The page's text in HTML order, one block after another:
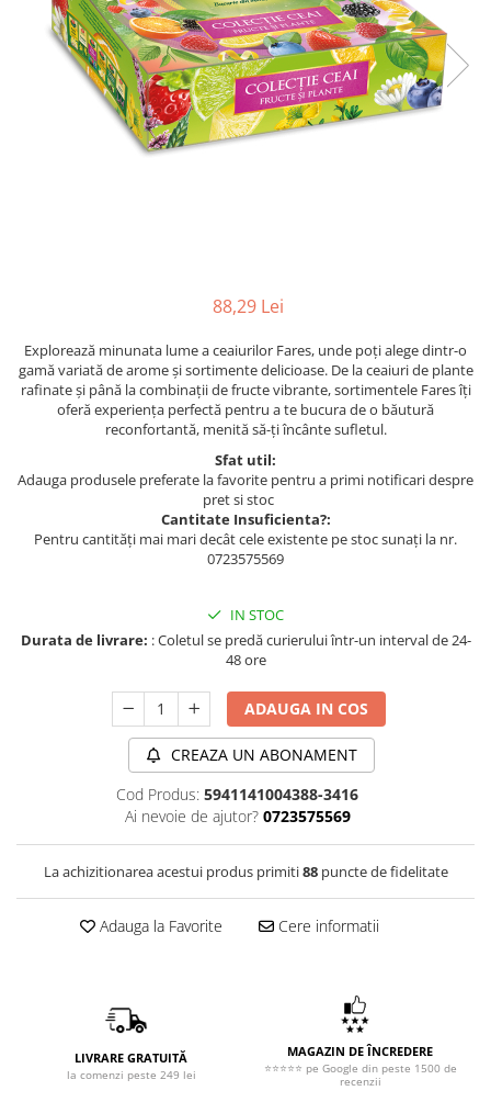
88,29 Lei
Explorează minunata lume a ceaiurilor Fares, unde poți alege dintr-o
gamă variată de arome și sortimente delicioase. De la ceaiuri de plante
rafinate și până la combinații de fructe vibrante, sortimentele Fares îți
oferă experiența perfectă pentru a te bucura de o băutură
reconfortantă, menită să-ți încânte sufletul.
Sfat util:
Adauga produsele preferate la favorite pentru a primi notificari despre
pret si stoc
Cantitate Insuficienta?:
Pentru cantități mai mari decât cele existente pe stoc sunați la nr.
0723575569
IN STOC
Durata de livrare: : Coletul se predă curierului într-un interval de 24-
48 ore
ADAUGA IN COS
CREAZA UN ABONAMENT
Cod Produs: 5941141004388-3416
Ai nevoie de ajutor? 0723575569
La achizitionarea acestui produs primiti88puncte de fidelitate
Adauga la Favorite Cere informatii
LIVRARE GRATUITĂ
la comenzi peste 249 lei
MAGAZIN DE ÎNCREDERE
⭐⭐⭐⭐⭐ pe Google din peste 1500 de
recenzii